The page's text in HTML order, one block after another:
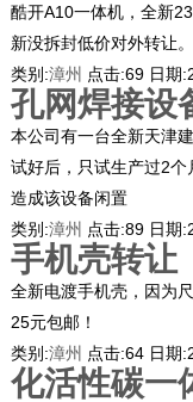
酷开A10一体机，全新
新没拆封低价对外转让。
类别:漳州 点击:69 日期:
孔网焊接设
本公司有一台全新天津
试好后，只试生产过2个
造成该设备闲置
类别:漳州 点击:89 日期:
手机壳转让
全新电渡手机壳，因为
25元包邮！
类别:漳州 点击:64 日期:
化活性碳一